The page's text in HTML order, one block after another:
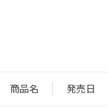
商品名 発売日